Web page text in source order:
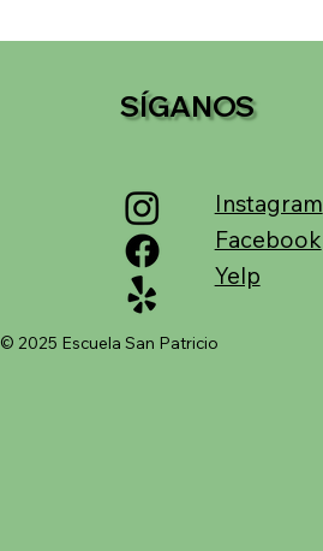
Instagram
Facebook
Yelp
SÍGANOS
© 2025 Escuela San Patricio